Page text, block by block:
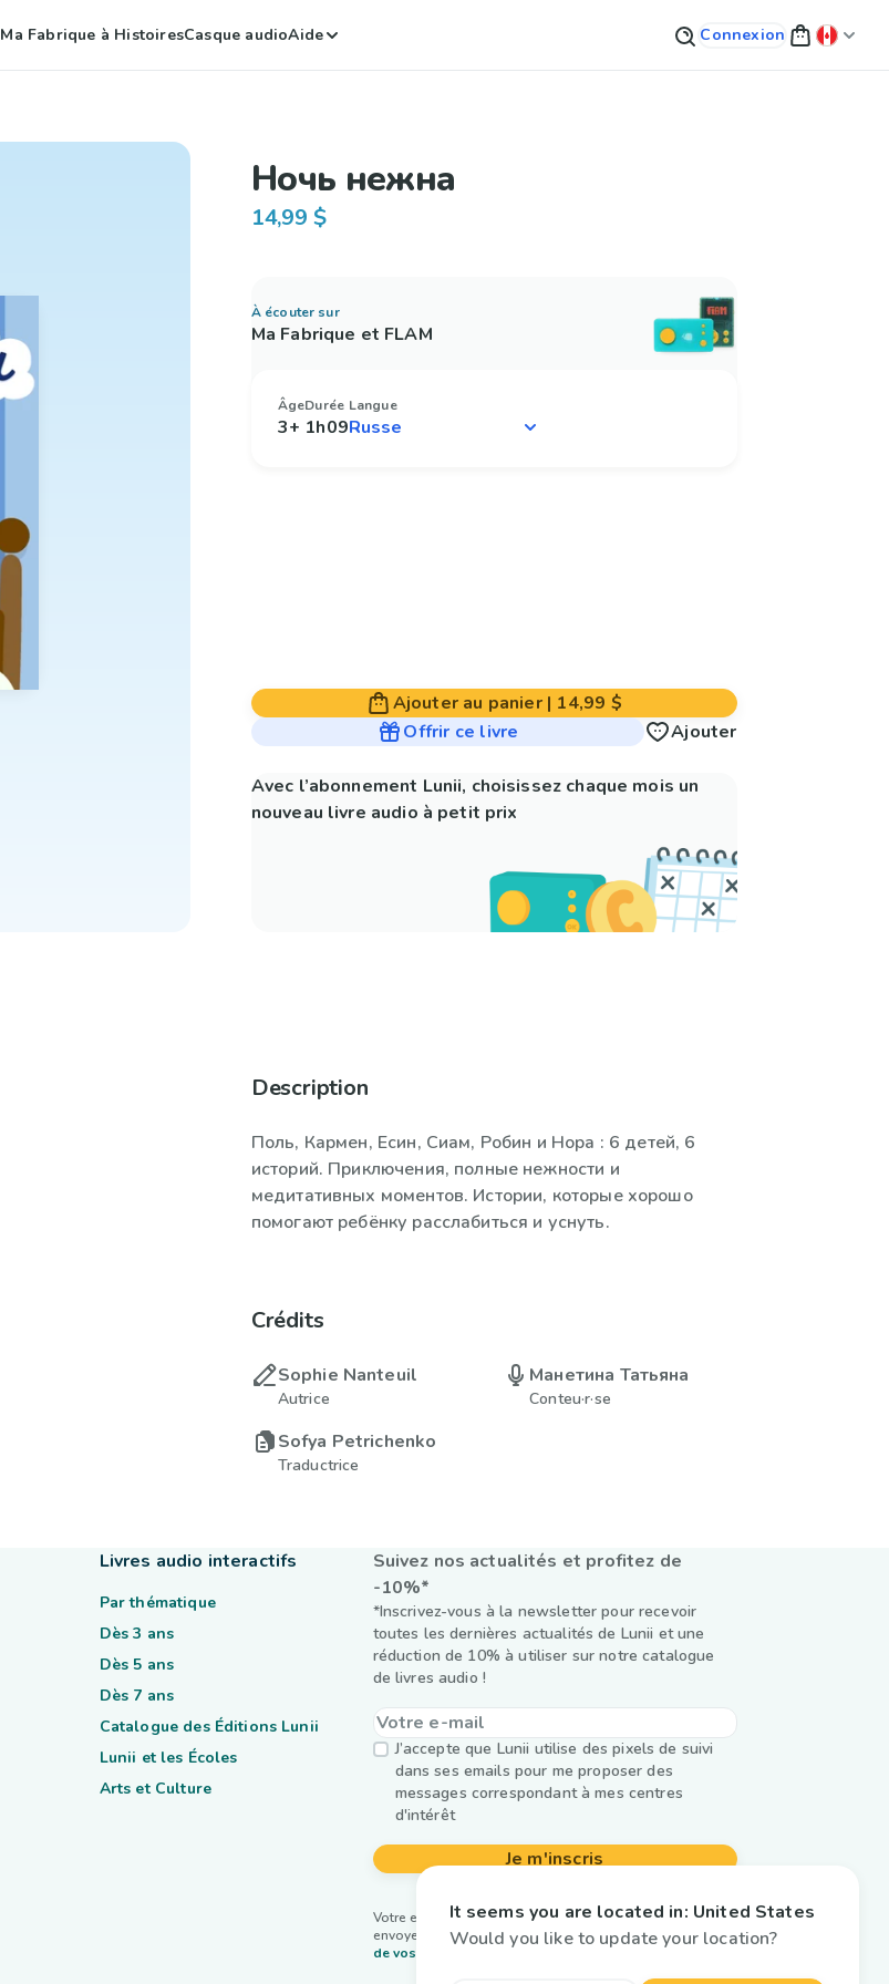
Ma Fabrique à HistoiresCasque audioAide Connexion
Ночь нежна
14,99 $
À écouter sur
Ma Fabrique et FLAM
Âge
3+
Durée
1h09
Langue
Ajouter au panier| 14,99 $
Offrir ce livre
Ajouter
Avec l’abonnement Lunii, choisissez chaque mois un
nouveau livre audio à petit prix
Description
Поль, Кармен, Есин, Сиам, Робин и Нора : 6 детей, 6
историй. Приключения, полные нежности и
медитативных моментов. Истории, которые хорошо
помогают ребёнку расслабиться и уснуть.
Crédits
Sophie Nanteuil
Autrice
Манетина Татьяна
Conteu·r·se
Sofya Petrichenko
Traductrice
Suivez nos actualités et profitez de
-10%*
*Inscrivez-vous à la newsletter pour recevoir
toutes les dernières actualités de Lunii et une
réduction de 10% à utiliser sur notre catalogue
de livres audio !
J’accepte que Lunii utilise des pixels de suivi
dans ses emails pour me proposer des
messages correspondant à mes centres
d'intérêt
Je m'inscris
Votre email est utilisé par Lunii uniquement pour vous
envoyer notre newsletter. En savoir plus sur lagestion
de vos données et vos droits.
Livres audio interactifs
Par thématique
Dès 3 ans
Dès 5 ans
Dès 7 ans
Catalogue des Éditions Lunii
Lunii et les Écoles
Arts et Culture
It seems you are located in: United States
Would you like to update your location?